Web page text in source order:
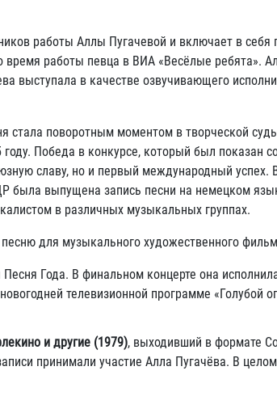
работы Аллы Пугачевой и включает в себя
время работы певца в ВИА «Весёлые ребята».
выступала в качестве озвучивающего
стала поворотным моментом в творческой
Победа в конкурсе, который был показан
славу, но и первый международный
была выпущена запись песни на немецком
в различных музыкальных группах.
для музыкального художественного
Года. В финальном концерте она
телевизионной программе «Голубой
и другие (1979), выходивший в формате
принимали участие Алла Пугачёва. В